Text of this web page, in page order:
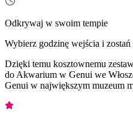
Odkrywaj w swoim tempie
Wybierz godzinę wejścia i zostań
Dzięki temu kosztownemu
do Akwarium w Genui we
Genui w największym muzeum